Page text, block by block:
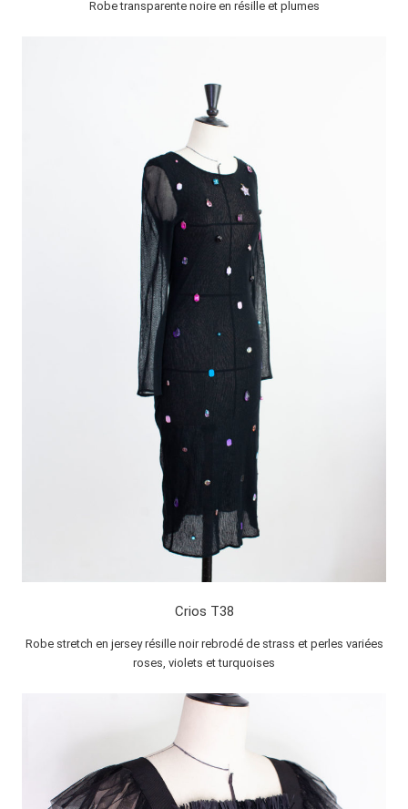
Robe transparente noire en résille et plumes
Crios T38
Robe stretch en jersey résille noir rebrodé de strass et perles variées
roses, violets et turquoises